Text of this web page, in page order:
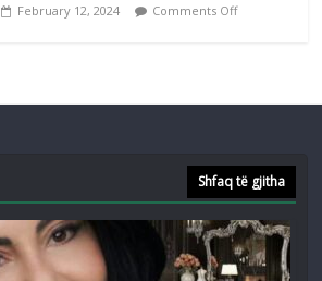
February 12, 2024 Comments Off
Shfaq të gjitha